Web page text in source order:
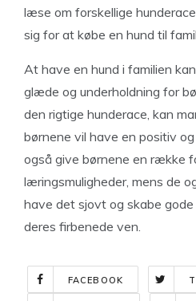
læse om forskellige
sig for at købe en hund til
At have en hund i familien
glæde og underholdning for
den rigtige hunderace, kan
børnene vil have en positiv
også give børnene en række
læringsmuligheder, mens de
have det sjovt og skabe
deres firbenede ven.
FACEBOOK